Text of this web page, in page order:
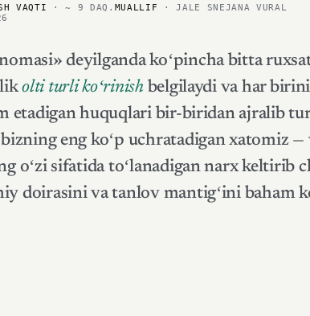
VAQTI · ~ 9 DAQ. MUALLIF · JALE SNEJANA VURAL
deyilganda koʻpincha bitta
olti turli koʻrinishbelgilaydi va har
etadigan huquqlari bir-biridan ajralib
eng koʻp uchratadigan xatomiz —
oʻzi sifatida toʻlanadigan narx keltirib
doirasini va tanlov mantigʻini baham